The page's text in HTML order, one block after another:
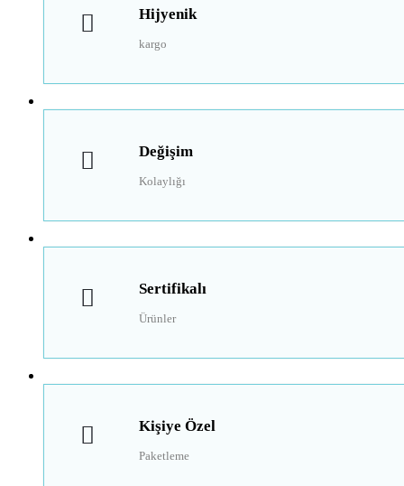
Hijyenik
kargo
Değişim
Kolaylığı
Sertifikalı
Ürünler
Kişiye Özel
Paketleme